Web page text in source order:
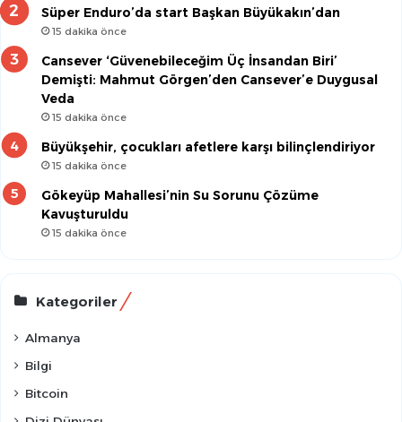
Süper Enduro’da start Başkan Büyükakın’dan
15 dakika önce
Cansever ‘Güvenebileceğim Üç İnsandan Biri’
Demişti: Mahmut Görgen’den Cansever’e Duygusal
Veda
15 dakika önce
Büyükşehir, çocukları afetlere karşı bilinçlendiriyor
15 dakika önce
Gökeyüp Mahallesi’nin Su Sorunu Çözüme
Kavuşturuldu
15 dakika önce
Kategoriler
Almanya
Bilgi
Bitcoin